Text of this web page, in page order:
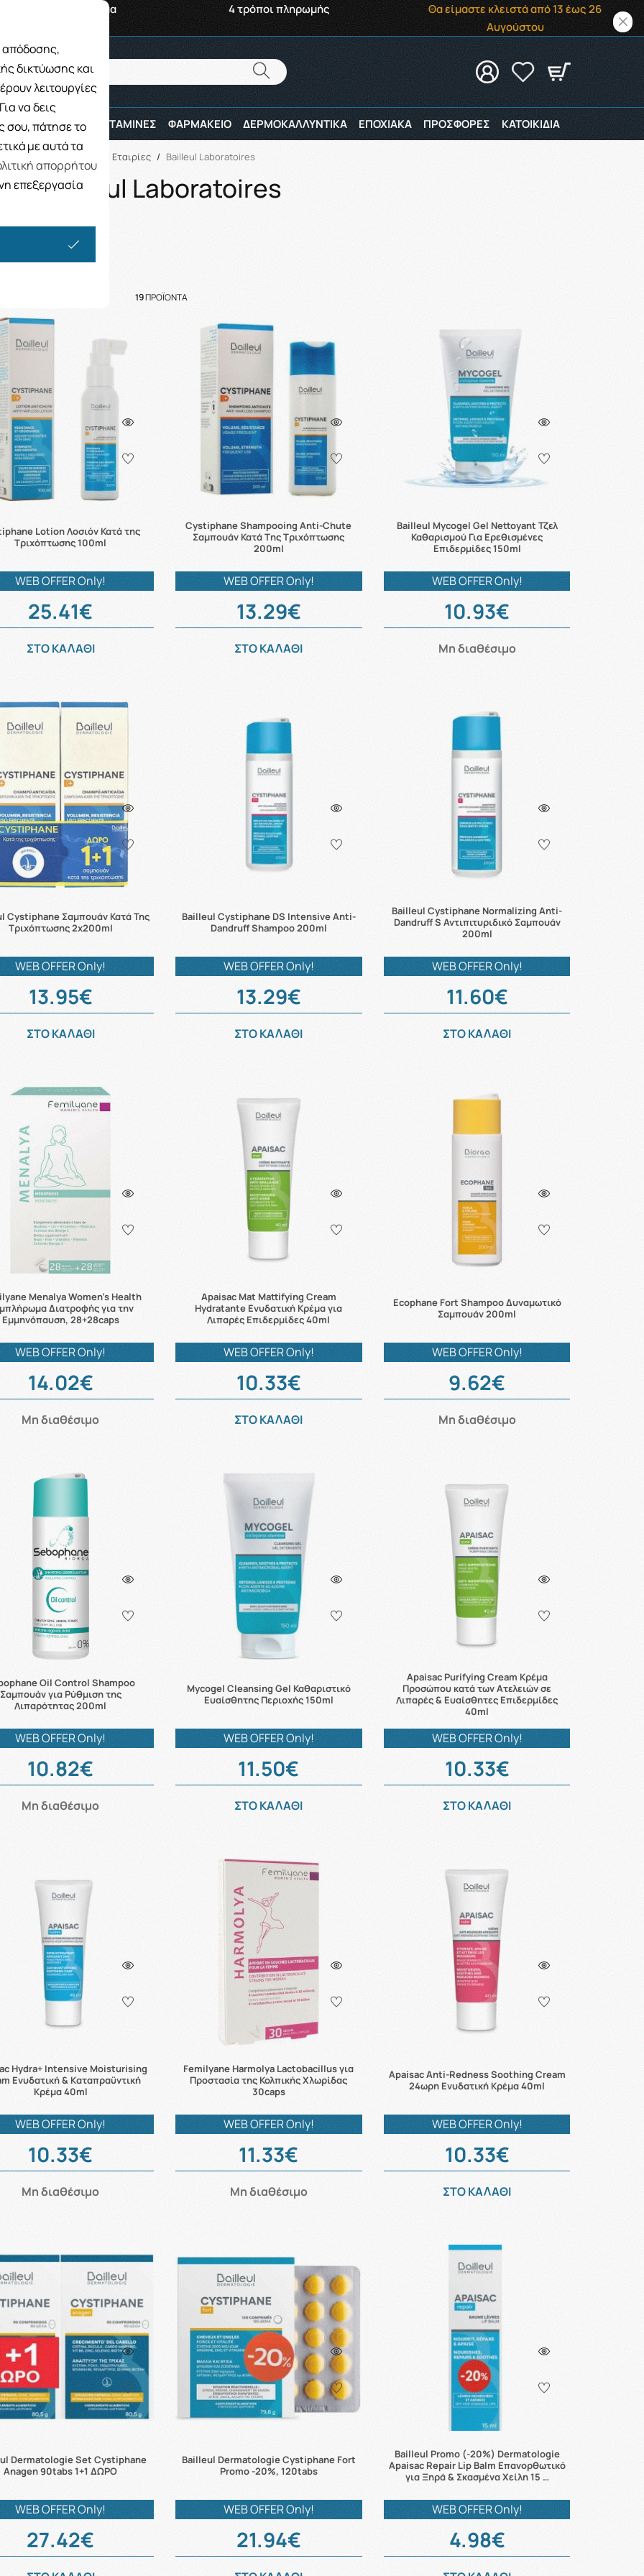
από το Κατάστημα 4 τρόποι πληρωμής
Θα είμαστε κλειστά από 13 έως 26
Αυγούστου
Αναζήτηση
ΑΘΛΗΤΕΣ ΒΙΤΑΜΙΝΕΣ ΦΑΡΜΑΚΕΙΟ ΔΕΡΜΟΚΑΛΛΥΝΤΙΚΑ ΕΠΟΧΙΑΚΑ ΠΡΟΣΦΟΡΕΣ ΚΑΤΟΙΚΙΔΙΑ
Αναζήτηση
Εταιρίες / Bailleul Laboratoires
Bailleul Laboratoires
19ΠΡΟΪΌΝΤΑ
Lotion Λοσιόν Κατά της
Τριχόπτωσης 100ml
WEB OFFER Only!
25.41€
ΣΤΟ ΚΑΛΑΘΙ
Cystiphane Shampooing Anti-Chute
Σαμπουάν Κατά Tης Τριχόπτωσης
200ml
WEB OFFER Only!
13.29€
ΣΤΟ ΚΑΛΑΘΙ
Bailleul Mycogel Gel Nettoyant Τζελ
Καθαρισμού Για Ερεθισμένες
Επιδερμίδες 150ml
WEB OFFER Only!
10.93€
Μη διαθέσιμο
Cystiphane Σαμπουάν Κατά Της
Τριχόπτωσης 2x200ml
WEB OFFER Only!
13.95€
ΣΤΟ ΚΑΛΑΘΙ
Bailleul Cystiphane DS Intensive Anti-
Dandruff Shampoo 200ml
WEB OFFER Only!
13.29€
ΣΤΟ ΚΑΛΑΘΙ
Bailleul Cystiphane Normalizing Anti-
Dandruff S Αντιπιτυριδικό Σαμπουάν
200ml
WEB OFFER Only!
11.60€
ΣΤΟ ΚΑΛΑΘΙ
Menalya Women's Health
Διατροφής για την
Εμμηνόπαυση, 28+28caps
WEB OFFER Only!
14.02€
Μη διαθέσιμο
Apaisac Mat Mattifying Cream
Hydratante Ενυδατική Κρέμα για
Λιπαρές Επιδερμίδες 40ml
WEB OFFER Only!
10.33€
ΣΤΟ ΚΑΛΑΘΙ
Ecophane Fort Shampoo Δυναμωτικό
Σαμπουάν 200ml
WEB OFFER Only!
9.62€
Μη διαθέσιμο
Oil Control Shampoo
Σαμπουάν για Ρύθμιση της
Λιπαρότητας 200ml
WEB OFFER Only!
10.82€
Μη διαθέσιμο
Mycogel Cleansing Gel Καθαριστικό
Ευαίσθητης Περιοχής 150ml
WEB OFFER Only!
11.50€
ΣΤΟ ΚΑΛΑΘΙ
Apaisac Purifying Cream Κρέμα
Προσώπου κατά των Ατελειών σε
Λιπαρές & Ευαίσθητες Επιδερμίδες
40ml
WEB OFFER Only!
10.33€
ΣΤΟ ΚΑΛΑΘΙ
Hydra+ Intensive Moisturising
Ενυδατική & Kαταπραϋντική
Kρέμα 40ml
WEB OFFER Only!
10.33€
Μη διαθέσιμο
Femilyane Harmolya Lactobacillus για
Προστασία της Κολπικής Χλωρίδας
30caps
WEB OFFER Only!
11.33€
Μη διαθέσιμο
Apaisac Anti-Redness Soothing Cream
24ωρη Ενυδατική Κρέμα 40ml
WEB OFFER Only!
10.33€
ΣΤΟ ΚΑΛΑΘΙ
Dermatologie Set Cystiphane
Anagen 90tabs 1+1 ΔΩΡΟ
WEB OFFER Only!
27.42€
Bailleul Dermatologie Cystiphane Fort
Promo -20%, 120tabs
WEB OFFER Only!
21.94€
Bailleul Promo (-20%) Dermatologie
Apaisac Repair Lip Balm Επανορθωτικό
για Ξηρά & Σκασμένα Χείλη 15 …
WEB OFFER Only!
4.98€
απόδοσης,
δικτύωσης και
λειτουργίες
να δεις
σου, πάτησε το
με αυτά τα
απορρήτου
επεξεργασία